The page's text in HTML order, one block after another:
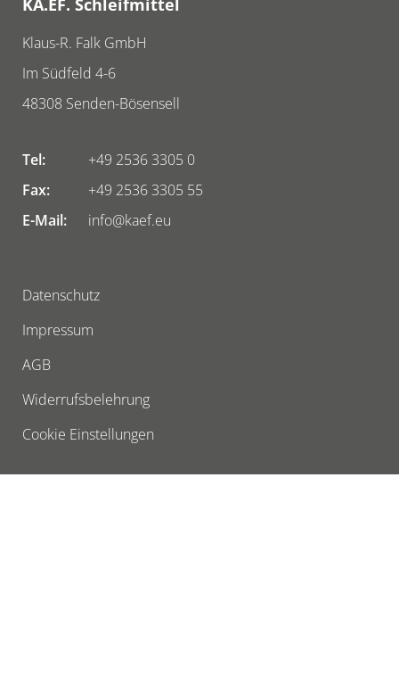
KA.EF. Schleifmittel
Klaus-R. Falk GmbH
Im Südfeld 4-6
48308 Senden-Bösensell
Tel:
+49 2536 3305 0
Fax:
+49 2536 3305 55
E-Mail:
info@kaef.eu
Datenschutz
Impressum
AGB
Widerrufsbelehrung
Cookie Einstellungen